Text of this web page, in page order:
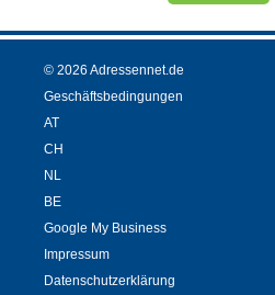
© 2026 Adressennet.de
Geschäftsbedingungen
AT
CH
NL
BE
Google My Business
Impressum
Datenschutzerklärung